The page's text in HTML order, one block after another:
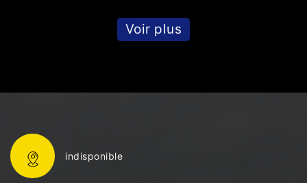
Voir plus
indisponible